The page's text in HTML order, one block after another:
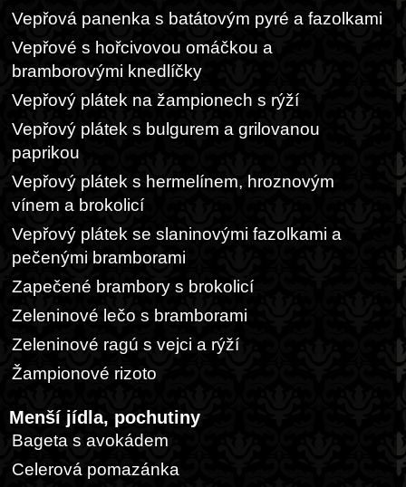
Vepřová panenka s batátovým pyré a fazolkami
Vepřové s hořcivovou omáčkou a
bramborovými knedlíčky
Vepřový plátek na žampionech s rýží
Vepřový plátek s bulgurem a grilovanou
paprikou
Vepřový plátek s hermelínem, hroznovým
vínem a brokolicí
Vepřový plátek se slaninovými fazolkami a
pečenými bramborami
Zapečené brambory s brokolicí
Zeleninové lečo s bramborami
Zeleninové ragú s vejci a rýží
Žampionové rizoto
Menší jídla, pochutiny
Bageta s avokádem
Celerová pomazánka